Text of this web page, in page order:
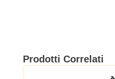
Prodotti Correlati